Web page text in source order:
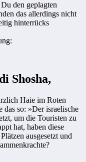
den geplagten
das allerdings nicht
hinterrücks
Shosha,
Haie im Roten
das so: »Der israelische
um die Touristen zu
hat, haben diese
ausgesetzt und